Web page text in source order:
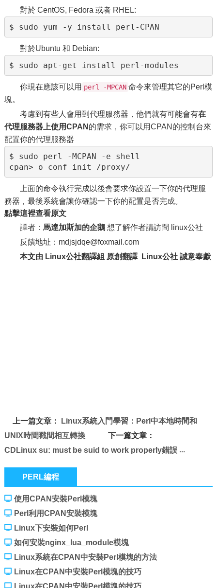
對於 CentOS, Fedora 或者 RHEL:
對於Ubuntu 和 Debian:
你現在應該可以用 perl -MPCAN 命令來管理其它的Perl模
塊。
考慮到有些人會用到代理服務器，他們就有可能會有在
代理服務器上使用CPAN 的需求，你可以用CPAN的控制台來
配置你的代理服務器
$ sudo perl -MCPAN -e shell
上面的命令執行完成以後會要求你設置一下你的代理服
務器，最後系統會讓你確認一下你的配置是否完成。
點擊這裡查看原文
譯者： 馬達加斯加的企鵝想了解作者請訪問 linux公社
反饋地址：mdjsjdqe@foxmail.com
本文由 Linux公社翻譯組 原創翻譯 Linux公社 誠意奉獻
上一篇文章：
Linux系統入門學習：Perl中本地時間和
UNIX時間戳間相互轉換
下一篇文章：
CDLinux su: must be suid to work properly錯誤
PERL編程
使用CPAN安裝Perl模塊
Perl利用CPAN安裝模塊
Linux下安裝如何Perl
如何安裝nginx_lua_module模塊
Linux系統在CPAN中安裝Perl模塊的方法
Linux在CPAN中安裝Perl模塊的技巧
Linux在CPAN中安裝Perl模塊的技巧